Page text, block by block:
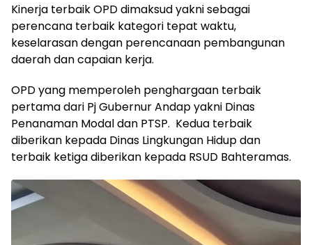
Kinerja terbaik OPD dimaksud yakni sebagai
perencana terbaik kategori tepat waktu,
keselarasan dengan perencanaan pembangunan
daerah dan capaian kerja.
OPD yang memperoleh penghargaan terbaik
pertama dari Pj Gubernur Andap yakni Dinas
Penanaman Modal dan PTSP. Kedua terbaik
diberikan kepada Dinas Lingkungan Hidup dan
terbaik ketiga diberikan kepada RSUD Bahteramas.